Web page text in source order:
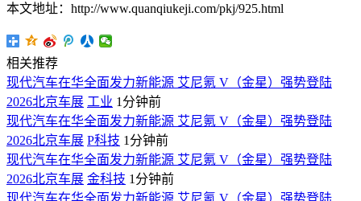
本文地址：http://www.quanqiukeji.com/pkj/925.html
相关推荐
现代汽车在华全面发力新能源 艾尼氪 V（金星）强势登陆
2026北京车展 工业 1分钟前
现代汽车在华全面发力新能源 艾尼氪 V（金星）强势登陆
2026北京车展 P科技 1分钟前
现代汽车在华全面发力新能源 艾尼氪 V（金星）强势登陆
2026北京车展 金科技 1分钟前